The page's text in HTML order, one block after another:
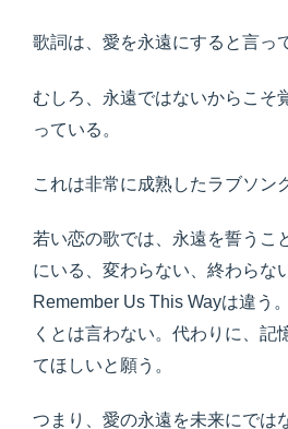
歌詞は、愛を永遠にすると言っ
むしろ、永遠ではないからこそ
っている。
これは非常に成熟したラブソン
若い恋の歌では、永遠を誓うこ
にいる、変わらない、終わらな
Remember Us This Wayは違う
くとは言わない。代わりに、記
てほしいと願う。
つまり、愛の永遠を未来にでは